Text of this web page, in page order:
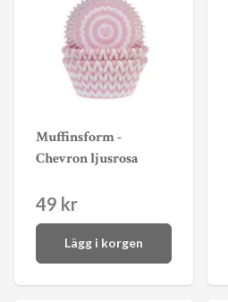
Muffinsform -
Chevron ljusrosa
49 kr
Lägg i korgen